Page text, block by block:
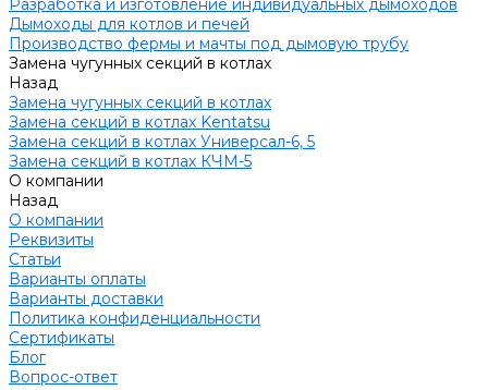
Разработка и изготовление индивидуальных дымоходов
Дымоходы для котлов и печей
Производство фермы и мачты под дымовую трубу
Замена чугунных секций в котлах
Назад
Замена чугунных секций в котлах
Замена секций в котлах Kentatsu
Замена секций в котлах Универсал-6, 5
Замена секций в котлах КЧМ-5
О компании
Назад
О компании
Реквизиты
Статьи
Варианты оплаты
Варианты доставки
Политика конфиденциальности
Сертификаты
Блог
Вопрос-ответ